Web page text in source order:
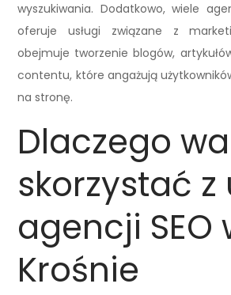
wyszukiwania. Dodatkowo, wiele
oferuje usługi związane z
obejmuje tworzenie blogów,
contentu, które angażują
na stronę.
Dlaczego
skorzystać z
agencji SEO
Krośnie